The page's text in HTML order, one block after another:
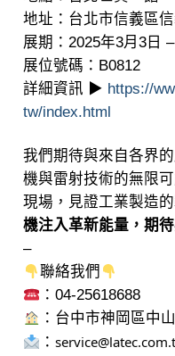
地址：台北市信義區
展期：2025年3月3日 –
展位號碼：B0812
詳細資訊 ▶ https://
tw/index.html
我們期待與來自各界
機與雷射技術的無限
現場，見證工業製造的
機注入革新能量，期待
–
聯絡我們
：04-25618688
：台中市神岡區中
：